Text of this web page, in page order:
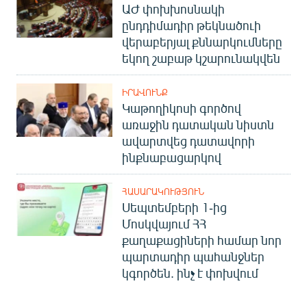
ԱԺ փոխխոսնակի
ընդդիմադիր թեկնածուի
վերաբերյալ քննարկումները
եկող շաբաթ կշարունակվեն
ԻՐԱՎՈՒՆՔ
Կաթողիկոսի գործով
առաջին դատական նիստն
ավարտվեց դատավորի
ինքնաբացարկով
ՀԱՍԱՐԱԿՈՒԹՅՈՒՆ
Սեպտեմբերի 1-ից
Մոսկվայում ՀՀ
քաղաքացիների համար նոր
պարտադիր պահանջներ
կգործեն. ինչ է փոխվում